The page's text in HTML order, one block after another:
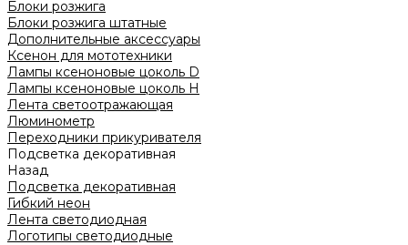
Блоки розжига
Блоки розжига штатные
Дополнительные аксессуары
Ксенон для мототехники
Лампы ксеноновые цоколь D
Лампы ксеноновые цоколь H
Лента светоотражающая
Люминометр
Переходники прикуривателя
Подсветка декоративная
Назад
Подсветка декоративная
Гибкий неон
Лента светодиодная
Логотипы светодиодные